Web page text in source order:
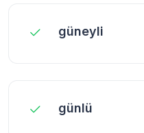
güneyli
günlü